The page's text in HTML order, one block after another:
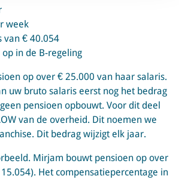
week
van € 40.054
in de B-regeling
op over € 25.000 van haar salaris.
uw bruto salaris eerst nog het bedrag
pensioen opbouwt. Voor dit deel
van de overheid. Dit noemen we
Dit bedrag wijzigt elk jaar.
Mirjam bouwt pensioen op over
Het compensatiepercentage in